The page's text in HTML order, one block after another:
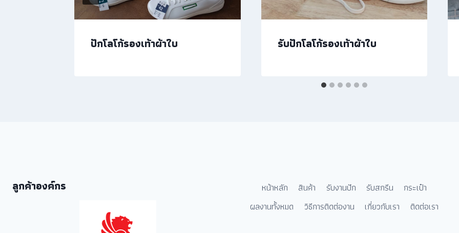
ปักโลโก้รองเท้าผ้าใบ รับปักโลโก้รองเท้าผ้าใบ
ลูกค้าองค์กร หน้าหลัก สินค้า รับงานปัก รับสกรีน
กระเป๋า
ผลงานทั้งหมด
วิธีการติดต่องาน เกี่ยวกับเรา ติดต่อเรา